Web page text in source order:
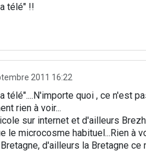
télé" !!
2011 16:22
télé"....N'importe quoi , ce n'est
rien à voir...
sur internet et d'ailleurs
le microcosme habituel...Rien à
d'ailleurs la Bretagne ce